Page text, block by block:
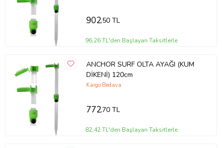
902,50 TL
96,26 TL'den Başlayan Taksitlerle
ANCHOR SURF OLTA AYAĞI (KUM
DİKENİ) 120cm
Kargo Bedava
772,70 TL
82,42 TL'den Başlayan Taksitlerle